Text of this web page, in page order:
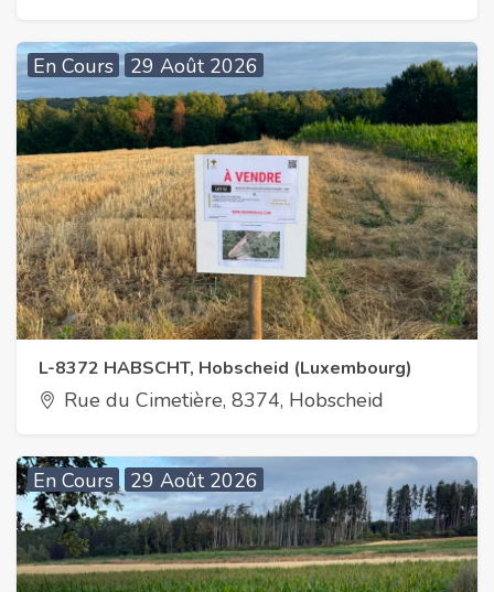
En Cours 29 Août 2026
L-8372 HABSCHT, Hobscheid (Luxembourg)
Rue du Cimetière, 8374, Hobscheid
En Cours 29 Août 2026